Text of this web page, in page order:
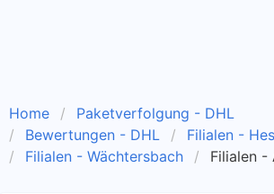
Home
Paketverfolgung - DHL
Bewertungen - DHL
Filialen -
Filialen - Wächtersbach
Filialen -